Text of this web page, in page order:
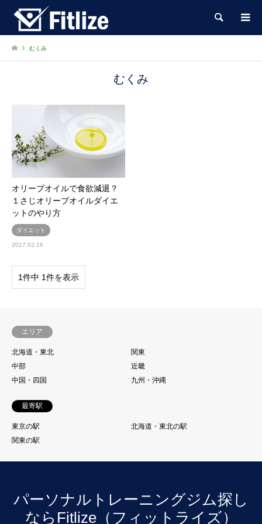
検索
むくみ
むくみ
オリーブオイルで食欲減退？
１さじオリーブオイルダイエ
ットのやり方
ダイエット
2017.02.16
1件中 1件を表示
エリア
北海道・東北
関東
中部
近畿
中国・四国
九州・沖縄
最寄駅
東京の駅
北海道・東北の駅
関東の駅
パーソナルトレーニングジム探し
ならFitlize（フィットライズ）